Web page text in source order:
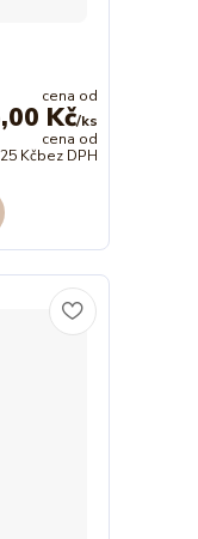
cena od
Kč/ks
cena od
Kčbez DPH